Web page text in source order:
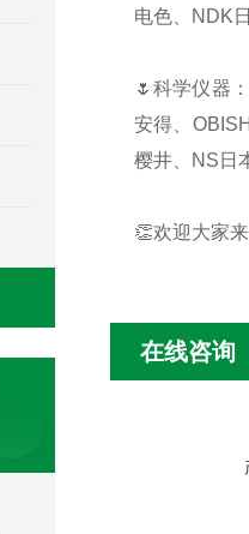
电色、NDK
🌷科学仪器
安得、
樱井、NS日
👏欢迎大家
在线咨询